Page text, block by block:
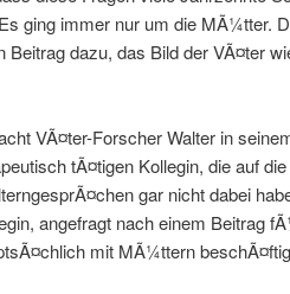
ging immer nur um die MÃ¼tter.
Beitrag dazu, das Bild der VÃ¤ter
VÃ¤ter-Forscher Walter in
tÃ¤tigen Kollegin, die auf
gar nicht dabei
angefragt nach einem Beitrag
mit MÃ¼ttern